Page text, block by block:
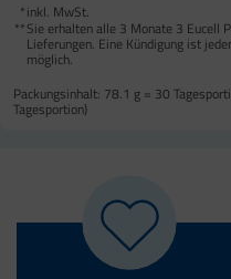
*inkl. MwSt.
**Sie erhalten alle 3 Monate 3 Eucell
Lieferungen. Eine Kündigung ist
möglich.
Packungsinhalt: 78.1 g = 30
Tagesportion)